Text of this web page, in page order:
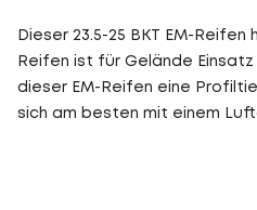
Dieser 23.5-25 BKT EM-
Reifen ist für Gelände
dieser EM-Reifen eine
sich am besten mit einem